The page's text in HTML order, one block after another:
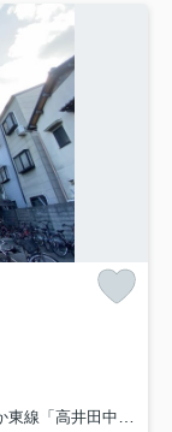
「高井田中央」駅 徒歩6分